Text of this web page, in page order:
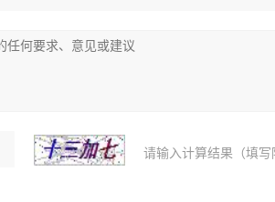
请输入计算结果（填